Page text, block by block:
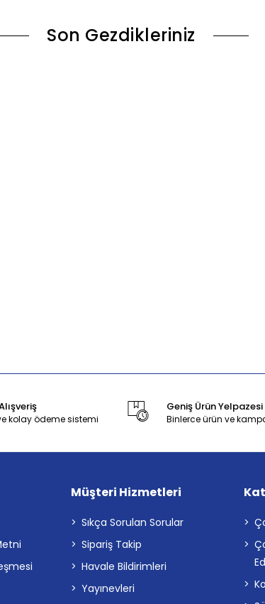
Son Gezdikleriniz
kolay ödeme sistemi
Geniş Ürün Yelpazesi
Binlerce ürün ve
Müşteri Hizmetleri
Sıkça Sorulan Sorular
Sipariş Takip
Havale Bildirimleri
Yayınevleri